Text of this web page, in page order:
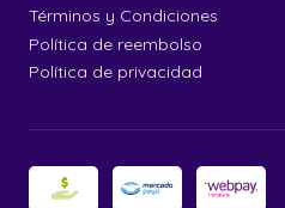
Términos y Condiciones
Política de reembolso
Política de privacidad